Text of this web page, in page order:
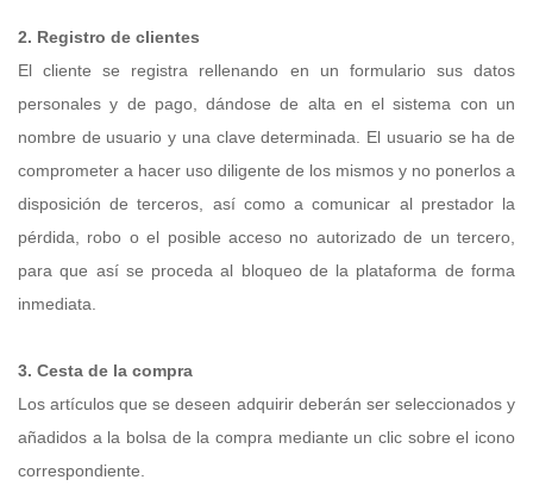
2. Registro de clientes
El cliente se registra rellenando en un formulario sus datos
personales y de pago, dándose de alta en el sistema con un
nombre de usuario y una clave determinada. El usuario se ha de
comprometer a hacer uso diligente de los mismos y no ponerlos a
disposición de terceros, así como a comunicar al prestador la
pérdida, robo o el posible acceso no autorizado de un tercero,
para que así se proceda al bloqueo de la plataforma de forma
inmediata.
3. Cesta de la compra
Los artículos que se deseen adquirir deberán ser seleccionados y
añadidos a la bolsa de la compra mediante un clic sobre el icono
correspondiente.